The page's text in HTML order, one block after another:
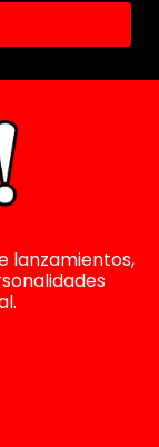
lanzamientos,